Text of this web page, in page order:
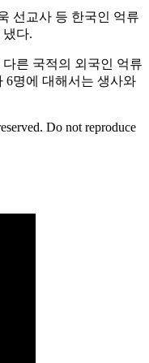
선교사 등 한국인 억류
다.
른 국적의 외국인 억류
6명에 대해서는 생사와
Do not reproduce